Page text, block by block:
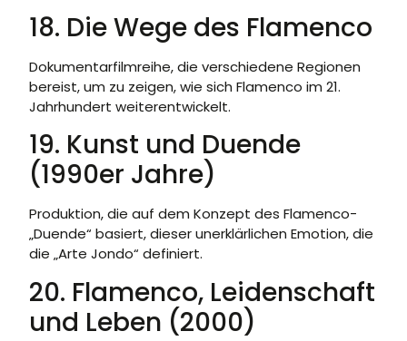
18. Die Wege des Flamenco
Dokumentarfilmreihe, die verschiedene Regionen
bereist, um zu zeigen, wie sich Flamenco im 21.
Jahrhundert weiterentwickelt.
19. Kunst und Duende
(1990er Jahre)
Produktion, die auf dem Konzept des Flamenco-
„Duende“ basiert, dieser unerklärlichen Emotion, die
die „Arte Jondo“ definiert.
20. Flamenco, Leidenschaft
und Leben (2000)